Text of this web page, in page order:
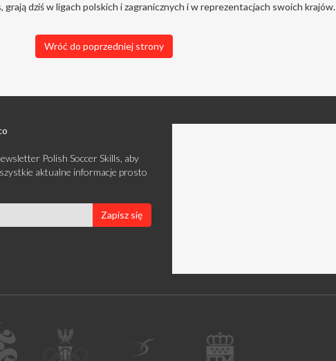
dziś w ligach polskich i zagranicznych i w reprezentacjach swoich krajów.
Wróć do poprzedniej strony
Polish Soccer Skills, aby
aktualne informacje prosto
Zapisz się